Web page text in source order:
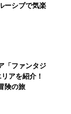
ーシブで気楽
「ファンタジ
リアを紹介！
険の旅